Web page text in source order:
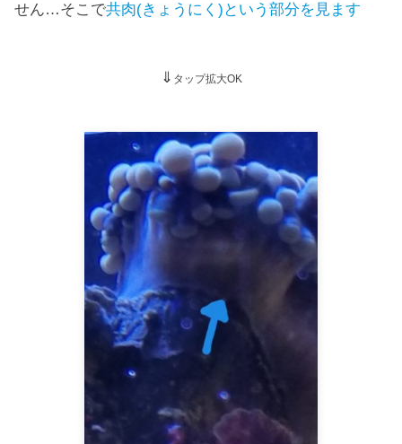
せん…そこで共肉(きょうにく)という部分を見ます
⇓ タップ拡大OK